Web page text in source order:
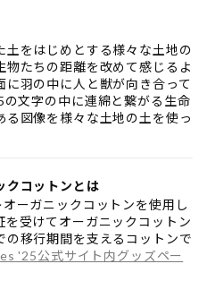
をはじめとする様々な土地の
たちの距離を改めて感じるよ
羽の中に人と獣が向き合って
文字の中に連綿と繋がる生命
図像を様々な土地の土を使っ
クコットンとは
ーガニックコットンを使用し
受けてオーガニックコットン
移行期間を支えるコットンで
'25公式サイト内グッズペー